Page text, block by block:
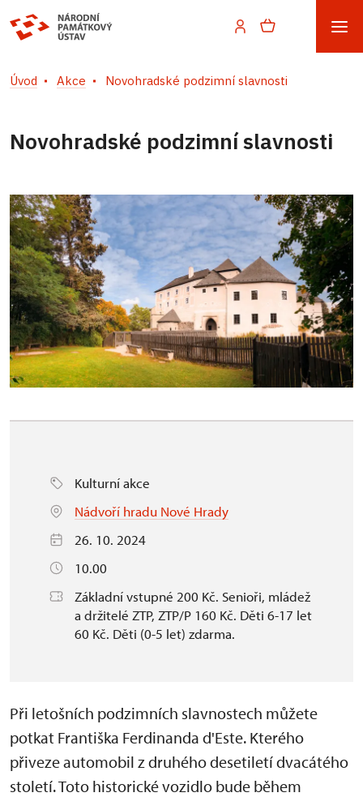
Úvod Akce Novohradské podzimní slavnosti
Novohradské podzimní slavnosti
Kulturní akce
Nádvoří hradu Nové Hrady
26. 10. 2024
10.00
Základní vstupné 200 Kč. Senioři, mládež
a držitelé ZTP, ZTP/P 160 Kč. Děti 6-17 let
60 Kč. Děti (0-5 let) zdarma.
Při letošních podzimních slavnostech můžete
potkat Františka Ferdinanda d'Este. Kterého
přiveze automobil z druhého desetiletí dvacátého
století. Toto historické vozidlo bude během